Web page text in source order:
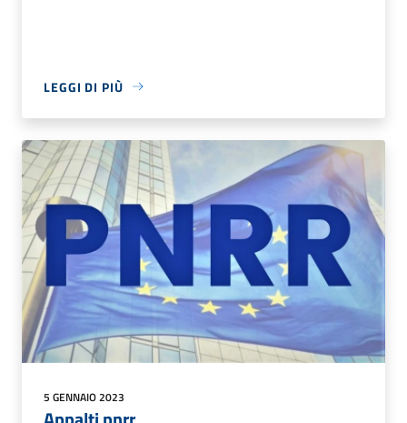
LEGGI DI PIÙ
5 GENNAIO 2023